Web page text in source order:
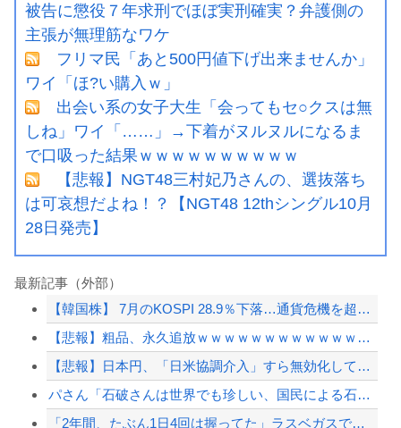
被告に懲役７年求刑でほぼ実刑確実？弁護側の
主張が無理筋なワケ
フリマ民「あと500円値下げ出来ませんか」
ワイ「ほ?い購入ｗ」
出会い系の女子大生「会ってもセ○クスは無
しね」ワイ「……」→下着がヌルヌルになるま
で口吸った結果ｗｗｗｗｗｗｗｗｗｗ
【悲報】NGT48三村妃乃さんの、選抜落ち
は可哀想だよね！？【NGT48 12thシングル10月
28日発売】
最新記事（外部）
【韓国株】 7月のKOSPI 28.9％下落…通貨危機を超える過去最大の下げ幅
【悲報】粗品、永久追放ｗｗｗｗｗｗｗｗｗｗｗｗｗｗｗ（証拠あり）
【悲報】日本円、「日米協調介入」すら無効化してしまうｗｗｗｗｗ
パさん「石破さんは世界でも珍しい、国民による石破辞めるなデモが自然発生した総理大...
「2年間、たぶん1日4回は握ってた」ラスベガスで買った3,000円のキーホルダー...